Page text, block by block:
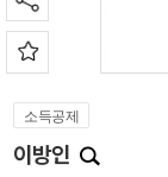
소득공제
이방인